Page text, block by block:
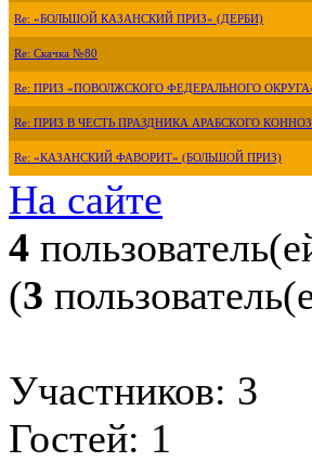
Re: «БОЛЬШОЙ КАЗАНСКИЙ ПРИЗ» (ДЕРБИ)
Re: Скачка №80
Re: ПРИЗ «ПОВОЛЖСКОГО ФЕДЕРАЛЬНОГО
Re: ПРИЗ В ЧЕСТЬ ПРАЗДНИКА АРАБСКОГО
Re: «КАЗАНСКИЙ ФАВОРИТ» (БОЛЬШОЙ ПРИЗ)
На сайте
4
(3
Участников: 3
Гостей: 1